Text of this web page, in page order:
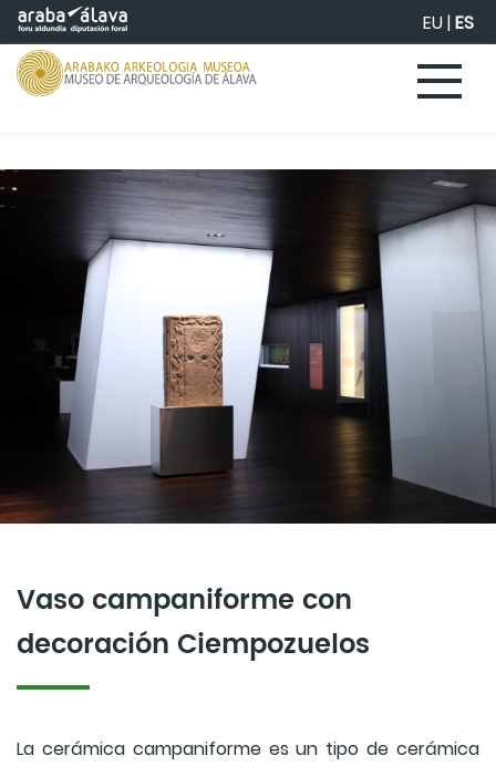
Saltar al contenido principal EU|ES
Vaso campaniforme con
decoración Ciempozuelos
La cerámica campaniforme es un tipo de cerámica